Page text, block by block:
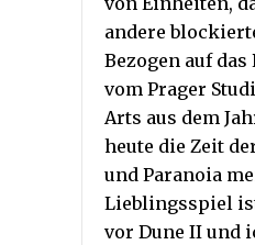
andere
Bezogen auf das
vom Prager
Arts aus dem
heute die Zeit
und Paranoia
Lieblingsspiel
vor Dune II und